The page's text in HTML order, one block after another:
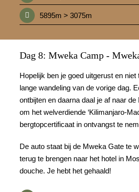
5895m > 3075m
Dag 8: Mweka Camp -
Hopelijk ben je goed uitgerust en
lange wandeling van de vorige dag.
ontbijten en daarna daal je af naar
om het welverdiende ‘Kilimanjaro-
bergtopcertificaat in ontvangst te
De auto staat bij de Mweka Gate te
terug te brengen naar het hotel in
douche. Je hebt het gehaald!